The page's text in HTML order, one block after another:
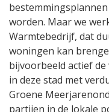
worden. Maar we
Warmtebedrijf, dat
woningen kan
bijvoorbeeld actief
in deze stad met
Groene
partijen in de lokale